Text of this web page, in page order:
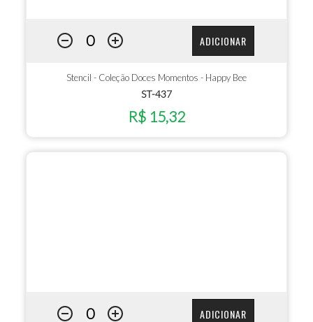
ADICIONAR
Stencil - Coleção Doces Momentos - Happy Bee
ST-437
R$ 15,32
ADICIONAR